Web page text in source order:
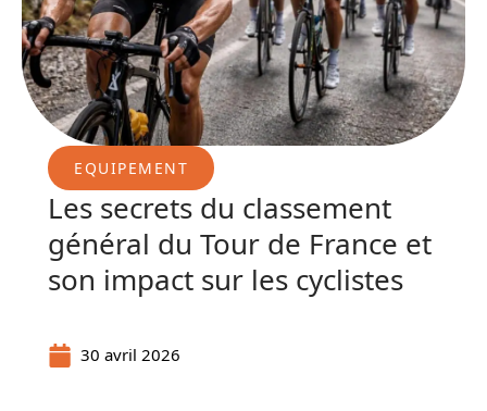
EQUIPEMENT
Les secrets du classement
général du Tour de France et
son impact sur les cyclistes
30 avril 2026